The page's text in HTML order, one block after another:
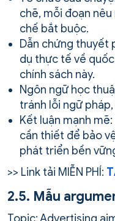
chẽ, mỗi đoạn
chế bắt buộc.
Dẫn chứng thuyết
dụ thực tế về
chính sách này.
Ngôn ngữ học
tránh lỗi ngữ
Kết luận mạnh
cần thiết để bảo
phát triển bền
>> Link tải MIỄN PHÍ:
2.5. Mẫu